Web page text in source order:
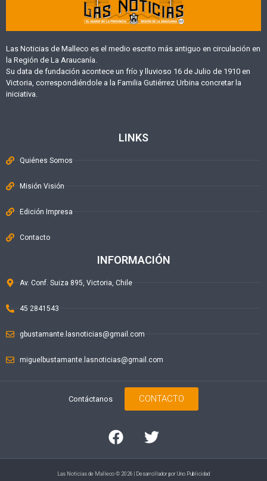
Las Noticias de Malleco es el medio escrito más antiguo en circulación en
la Región de La Araucanía.
Su data de fundación acontece un frío y lluvioso 16 de Julio de 1910 en
Victoria, correspondiéndole a la Familia Gutiérrez Urbina concretar la
iniciativa.
LINKS
Quiénes Somos
Misión Visión
Edición Impresa
Contacto
INFORMACIÓN
Av. Conf. Suiza 895, Victoria, Chile
45 2841543
gbustamante.lasnoticias@gmail.com
miguelbustamante.lasnoticias@gmail.com
Contáctanos CONTACTO
Las Noticias de Malleco © 2026 | Desarrollador por Uno Publicidad